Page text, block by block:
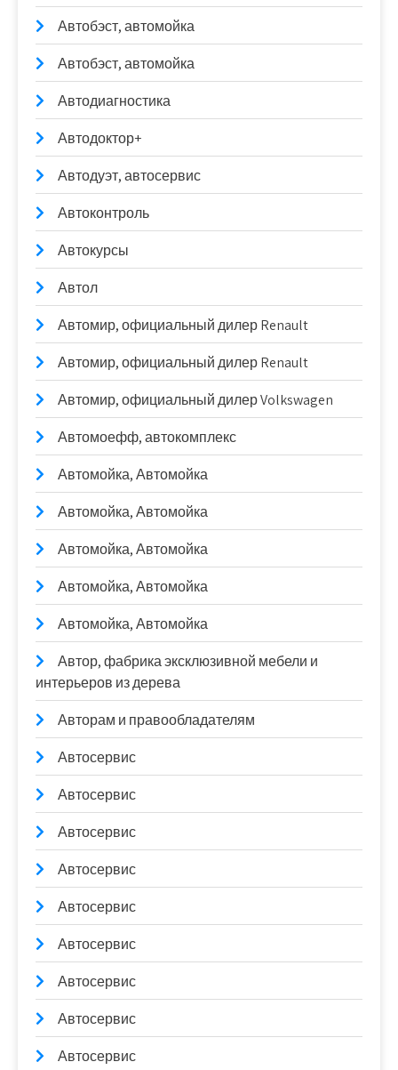
Автобэст, автомойка
Автобэст, автомойка
Автодиагностика
Автодоктор+
Автодуэт, автосервис
Автоконтроль
Автокурсы
Автол
Автомир, официальный дилер Renault
Автомир, официальный дилер Renault
Автомир, официальный дилер Volkswagen
Автомоефф, автокомплекс
Автомойка, Автомойка
Автомойка, Автомойка
Автомойка, Автомойка
Автомойка, Автомойка
Автомойка, Автомойка
Автор, фабрика эксклюзивной мебели и
интерьеров из дерева
Авторам и правообладателям
Автосервис
Автосервис
Автосервис
Автосервис
Автосервис
Автосервис
Автосервис
Автосервис
Автосервис